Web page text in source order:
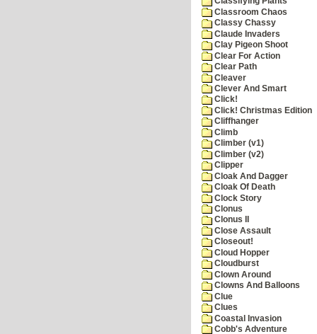
Classroom Chaos
Classy Chassy
Claude Invaders
Clay Pigeon Shoot
Clear For Action
Clear Path
Cleaver
Clever And Smart
Click!
Click! Christmas Edition
Cliffhanger
Climb
Climber (v1)
Climber (v2)
Clipper
Cloak And Dagger
Cloak Of Death
Clock Story
Clonus
Clonus II
Close Assault
Closeout!
Cloud Hopper
Cloudburst
Clown Around
Clowns And Balloons
Clue
Clues
Coastal Invasion
Cobb's Adventure